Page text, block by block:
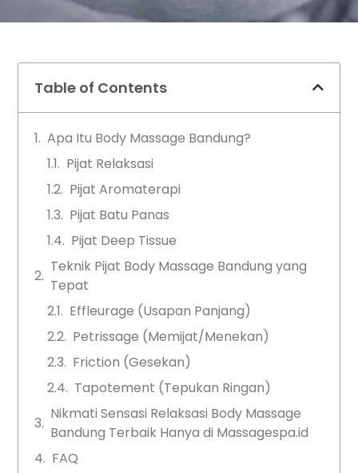
Table of Contents
Apa Itu Body Massage Bandung?
Pijat Relaksasi
Pijat Aromaterapi
Pijat Batu Panas
Pijat Deep Tissue
Teknik Pijat Body Massage Bandung yang
Tepat
Effleurage (Usapan Panjang)
Petrissage (Memijat/Menekan)
Friction (Gesekan)
Tapotement (Tepukan Ringan)
Nikmati Sensasi Relaksasi Body Massage
Bandung Terbaik Hanya di Massagespa.id
FAQ